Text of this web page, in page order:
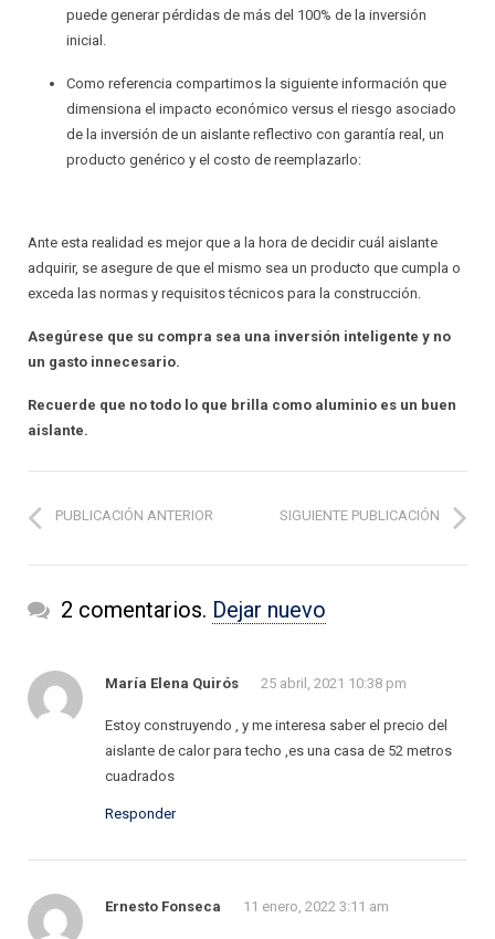
puede generar pérdidas de más del 100% de la inversión
inicial.
Como referencia compartimos la siguiente información que
dimensiona el impacto económico versus el riesgo asociado
de la inversión de un aislante reflectivo con garantía real, un
producto genérico y el costo de reemplazarlo:
Ante esta realidad es mejor que a la hora de decidir cuál aislante
adquirir, se asegure de que el mismo sea un producto que cumpla o
exceda las normas y requisitos técnicos para la construcción.
Asegúrese que su compra sea una inversión inteligente y no
un gasto innecesario.
Recuerde que no todo lo que brilla como aluminio es un buen
aislante.
PUBLICACIÓN ANTERIOR SIGUIENTE PUBLICACIÓN
2 comentarios. Dejar nuevo
María Elena Quirós 25 abril, 2021 10:38 pm
Estoy construyendo , y me interesa saber el precio del
aislante de calor para techo ,es una casa de 52 metros
cuadrados
Responder
Ernesto Fonseca 11 enero, 2022 3:11 am